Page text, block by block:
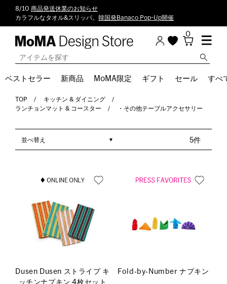
8/10 商品発送休業のお知らせ
カラフルなタオル&スリッパ。 韓国発Banaco Pop-Up開催
0
ベストセラー 新商品 MoMA限定 ギフト セール すべ
TOP
キッチン & ダイニング
ランチョンマット & コースター
・その他テーブルアクセサリー
5件
並べ替え
Dusen Dusen ストライプ キ
ッチンナプキン 4枚セット
Fold‐by‐Number ナプキン